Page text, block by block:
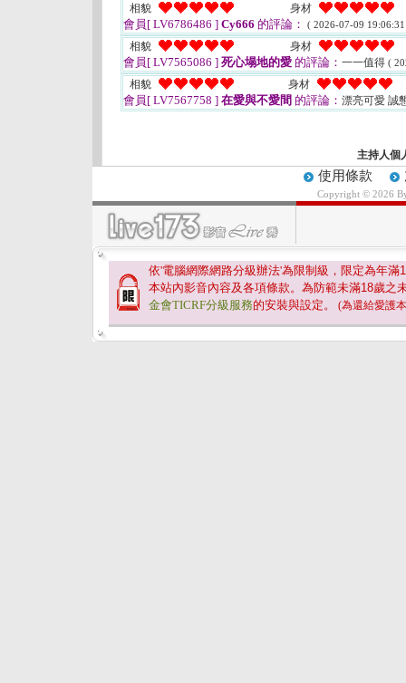
相貌
身材
會員[ LV6786486 ] Cy666 的評論： ( 2026-07-09
相貌 身材
會員[ LV7565086 ] 死心塌地的愛 的評論： 一一值得 (
相貌 身材
會員[ LV7567758 ] 在愛與不愛間 的評論： 漂亮可愛 誠
主持人個
使用條款
Copyright © 2026
依'電腦網際網路分級辦法'為限制級，限定為年滿
本站內影音內容及各項條款。為防範未滿18歲之
金會TICRF分級服務的安裝與設定。 (為還給愛護